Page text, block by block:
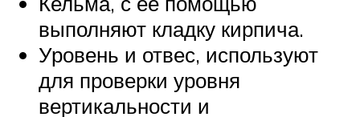
выполняют кладку кирпича.
Уровень и отвес, используют
для проверки уровня
вертикальности и